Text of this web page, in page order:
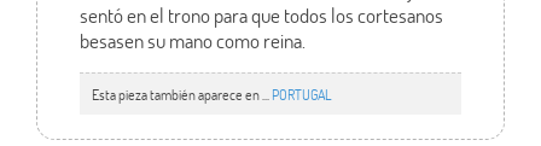
sentó en el trono para que todos los cortesanos
besasen su mano como reina.
Esta pieza también aparece en ... PORTUGAL